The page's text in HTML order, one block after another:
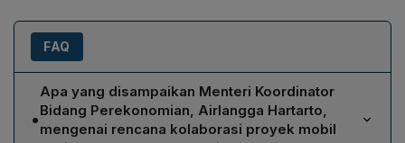
FAQ
•
Apa yang disampaikan Menteri Koordinator
Bidang Perekonomian, Airlangga Hartarto,
mengenai rencana kolaborasi proyek mobil